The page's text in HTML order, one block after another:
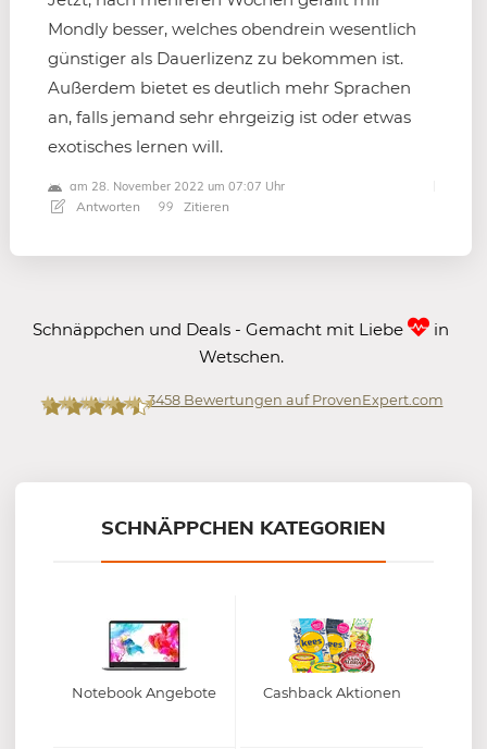
Mondly besser, welches obendrein wesentlich
günstiger als Dauerlizenz zu bekommen ist.
Außerdem bietet es deutlich mehr Sprachen
an, falls jemand sehr ehrgeizig ist oder etwas
exotisches lernen will.
am 28. November 2022 um 07:07 Uhr
Antworten Zitieren
Schnäppchen und Deals - Gemacht mit Liebe
in
Wetschen.
3458Bewertungen auf ProvenExpert.com
SCHNÄPPCHEN KATEGORIEN
Notebook Angebote Cashback Aktionen